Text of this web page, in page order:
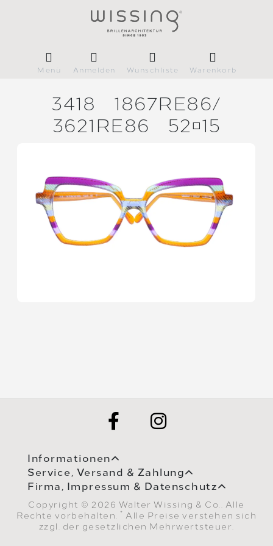
Menü Anmelden Wunschliste Warenkorb
3418
1867RE86/
3621RE86
5215
Informationen
Service, Versand & Zahlung
Firma, Impressum & Datenschutz
Copyright © 2026 Walter Wissing & Co.. Alle
Rechte vorbehalten.
* Alle Preise verstehen sich
zzgl. der gesetzlichen Mehrwertsteuer.